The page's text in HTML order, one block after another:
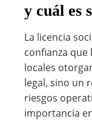
y cuál es
La licencia
confianza
locales
legal, sino un
riesgos
importancia